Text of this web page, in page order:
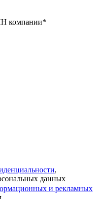
компании*
,
данных
и рекламных